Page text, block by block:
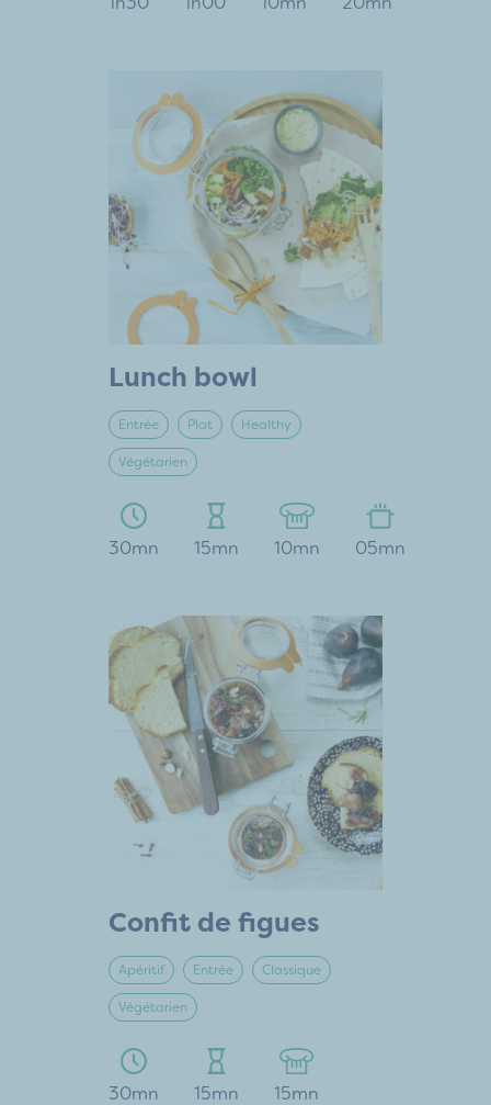
Lunch bowl
Entrée Plat Healthy
Végétarien
30mn 15mn 10mn 05mn
Confit de figues
Apéritif Entrée Classique
Végétarien
30mn 15mn 15mn